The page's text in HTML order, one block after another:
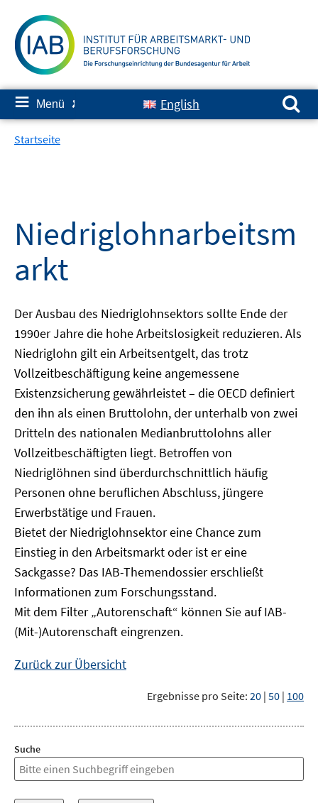
zum
Inhalt
≡ Menü ✘ English
Suchen nach:
Startseite
Niedriglohnarbeitsm
arkt
Der Ausbau des Niedriglohnsektors sollte Ende der
1990er Jahre die hohe Arbeitslosigkeit reduzieren. Als
Niedriglohn gilt ein Arbeitsentgelt, das trotz
Vollzeitbeschäftigung keine angemessene
Existenzsicherung gewährleistet – die OECD definiert
den ihn als einen Bruttolohn, der unterhalb von zwei
Dritteln des nationalen Medianbruttolohns aller
Vollzeitbeschäftigten liegt. Betroffen von
Niedriglöhnen sind überdurchschnittlich häufig
Personen ohne beruflichen Abschluss, jüngere
Erwerbstätige und Frauen.
Bietet der Niedriglohnsektor eine Chance zum
Einstieg in den Arbeitsmarkt oder ist er eine
Sackgasse? Das IAB-Themendossier erschließt
Informationen zum Forschungsstand.
Mit dem Filter „Autorenschaft“ können Sie auf IAB-
(Mit-)Autorenschaft eingrenzen.
Zurück zur Übersicht
Ergebnisse pro Seite: 20 | 50 | 100
Suche